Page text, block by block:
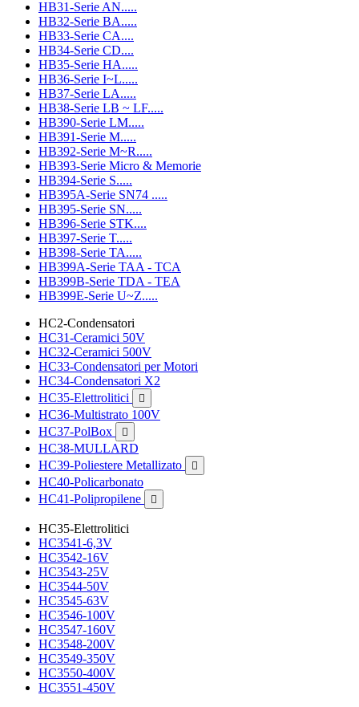
HB31-Serie AN.....
HB32-Serie BA.....
HB33-Serie CA....
HB34-Serie CD....
HB35-Serie HA.....
HB36-Serie I~L.....
HB37-Serie LA.....
HB38-Serie LB ~ LF.....
HB390-Serie LM.....
HB391-Serie M.....
HB392-Serie M~R.....
HB393-Serie Micro & Memorie
HB394-Serie S.....
HB395A-Serie SN74 .....
HB395-Serie SN.....
HB396-Serie STK....
HB397-Serie T.....
HB398-Serie TA.....
HB399A-Serie TAA - TCA
HB399B-Serie TDA - TEA
HB399E-Serie U~Z.....
HC2-Condensatori
HC31-Ceramici 50V
HC32-Ceramici 500V
HC33-Condensatori per Motori
HC34-Condensatori X2
HC35-Elettrolitici

HC36-Multistrato 100V
HC37-PolBox

HC38-MULLARD
HC39-Poliestere Metallizato

HC40-Policarbonato
HC41-Polipropilene

HC35-Elettrolitici
HC3541-6,3V
HC3542-16V
HC3543-25V
HC3544-50V
HC3545-63V
HC3546-100V
HC3547-160V
HC3548-200V
HC3549-350V
HC3550-400V
HC3551-450V